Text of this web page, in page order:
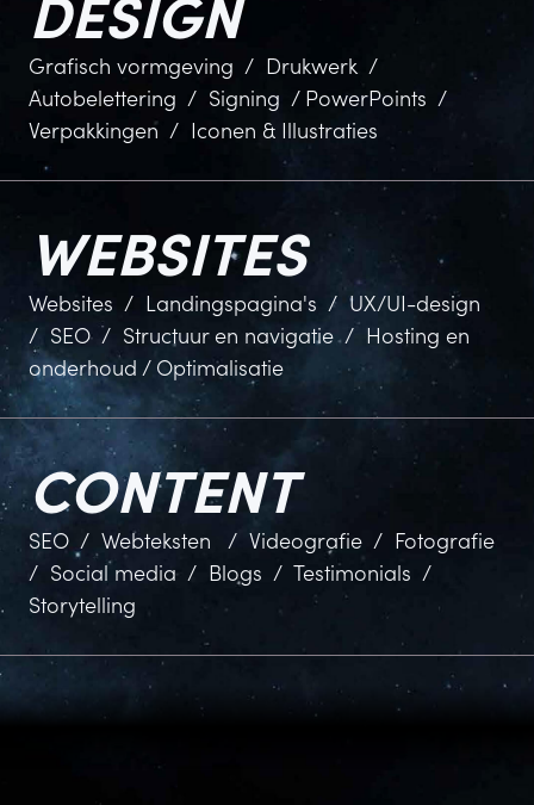
Grafisch vormgeving / Drukwerk /
Autobelettering / Signing / PowerPoints /
Verpakkingen / Iconen & Illustraties
WEBSITES
Websites / Landingspagina's / UX/UI-design
/ SEO / Structuur en navigatie / Hosting en
onderhoud / Optimalisatie
CONTENT
SEO / Webteksten / Videografie / Fotografie
/ Social media / Blogs / Testimonials /
Storytelling